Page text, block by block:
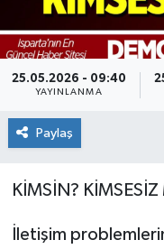
25.05.2026 - 09:40
YAYINLANMA
Paylaş
KİMSİN? KİMSESİZ
İletişim